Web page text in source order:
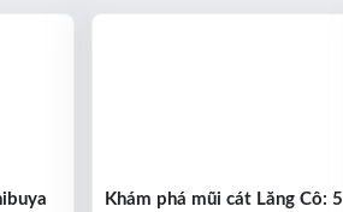
Khám phá mũi cát Lăng Cô: 5